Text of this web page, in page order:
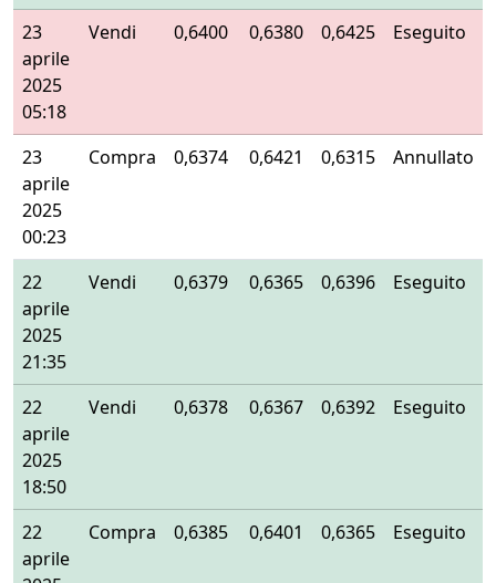
23
aprile
2025
05:18
Vendi 0,6400 0,6380 0,6425 Eseguito
23
aprile
2025
00:23
Compra 0,6374 0,6421 0,6315 Annullato
22
aprile
2025
21:35
Vendi 0,6379 0,6365 0,6396 Eseguito
22
aprile
2025
18:50
Vendi 0,6378 0,6367 0,6392 Eseguito
22
aprile
Compra 0,6385 0,6401 0,6365 Eseguito